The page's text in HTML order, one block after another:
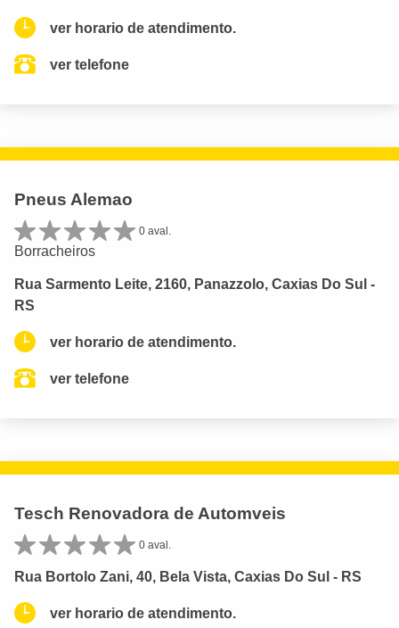
ver horario de atendimento.
ver telefone
Pneus Alemao
0 aval.
Borracheiros
Rua Sarmento Leite, 2160, Panazzolo, Caxias Do Sul -
RS
ver horario de atendimento.
ver telefone
Tesch Renovadora de Automveis
0 aval.
Rua Bortolo Zani, 40, Bela Vista, Caxias Do Sul - RS
ver horario de atendimento.